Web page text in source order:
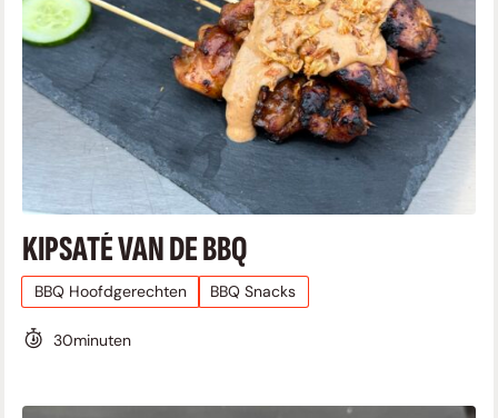
KIPSATÉ VAN DE BBQ
BBQ Hoofdgerechten BBQ Snacks
30minuten